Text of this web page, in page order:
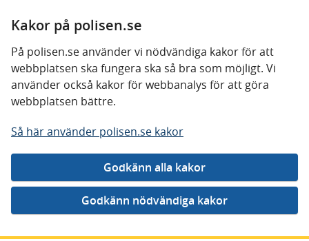
Kakor på polisen.se
På polisen.se använder vi nödvändiga kakor för att
webbplatsen ska fungera ska så bra som möjligt. Vi
använder också kakor för webbanalys för att göra
webbplatsen bättre.
Så här använder polisen.se kakor